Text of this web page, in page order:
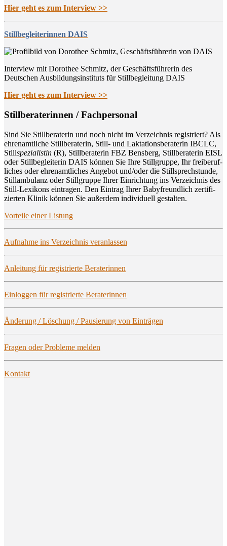
Hier geht es zum Interview >>
Stillbegleiterinnen DAIS
Interview mit Dorothee Schmitz, der Geschäftsführerin des
Deutschen Ausbildungsinstituts für Stillbegleitung DAIS
Hier geht es zum Interview >>
Still­be­ra­te­rin­nen / Fachpersonal
Sind Sie Still­be­ra­te­rin und noch nicht im Ver­zeich­nis regis­triert? Als
ehren­amt­li­che Still­be­ra­te­rin, Still- und Lak­ta­ti­ons­be­ra­te­rin IBCLC,
Stillspe­zia­lis­tin (R), Still­be­ra­te­rin FBZ Bens­berg, Still­be­ra­te­rin EISL
oder Still­be­glei­te­rin DAIS kön­nen Sie Ihre Still­grup­pe, Ihr frei­be­ruf­
li­ches oder ehren­amt­li­ches Ange­bot und/oder die Still­sprech­stun­de,
Still­am­bu­lanz oder Still­grup­pe Ihrer Ein­rich­tung ins Ver­zeich­nis des
Still-Lexi­kons ein­tra­gen. Den Ein­trag Ihrer Baby­freund­lich zer­ti­fi­
zier­ten Kli­nik kön­nen Sie außer­dem indi­vi­du­ell gestalten.
Vor­tei­le einer Listung
Auf­nah­me ins Ver­zeich­nis veranlassen
Anlei­tung für regis­trier­te Beraterinnen
Ein­log­gen für regis­trier­te Beraterinnen
Ände­rung / Löschung / Pau­sie­rung von Einträgen
Fra­gen oder Pro­ble­me melden
Kon­takt